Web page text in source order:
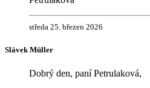
středa 25. březen 2026
Slávek Müller
Dobrý den, paní Petrulaková,